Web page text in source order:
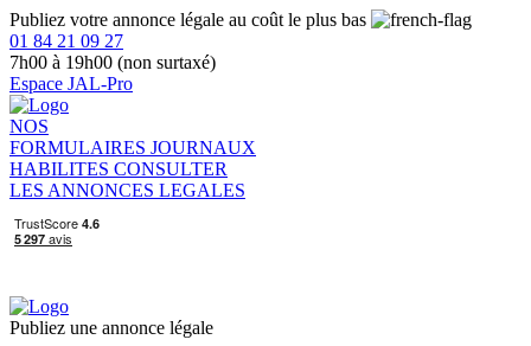
Publiez votre annonce légale au coût le plus bas
01 84 21 09 27
7h00 à 19h00 (non surtaxé)
Espace JAL-Pro
NOS
FORMULAIRES JOURNAUX
HABILITES CONSULTER
LES ANNONCES LEGALES
Publiez une annonce légale